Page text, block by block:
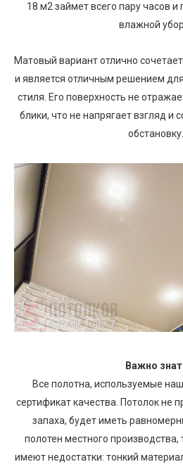
18 м2 займет всего пару часов и
влажной
Матовый вариант отлично
и является отличным решением
стиля. Его поверхность не
блики, что не напрягает взгляд и
обстановку.
Важно
Все полотна, используемые
сертификат качества. Потолок не
запаха, будет иметь
полотен местного
имеют недостатки: тонкий